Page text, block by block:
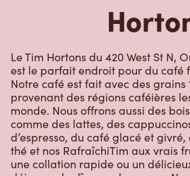
Le Tim Hortons du 420 West St N,
est le parfait endroit pour du café
Notre café est fait avec des grains
provenant des régions caféières
monde. Nous offrons aussi des
comme des lattes, des
d’espresso, du café glacé et
thé et nos RafraîchiTim aux vrais
une collation rapide ou un